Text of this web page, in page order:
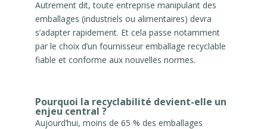
Autrement dit, toute entreprise manipulant des
emballages (industriels ou alimentaires) devra
s’adapter rapidement. Et cela passe notamment
par le choix d’un fournisseur emballage recyclable
fiable et conforme aux nouvelles normes.
Pourquoi la recyclabilité devient-elle un
enjeu central ?
Aujourd’hui, moins de 65 % des emballages